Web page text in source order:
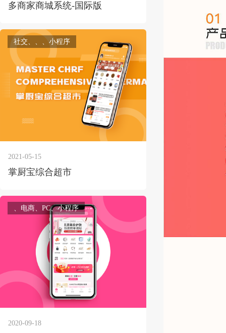
多商家商城系统-国际版
社交、、、小程序
2021-05-15
掌厨宝综合超市
、电商、PC、小程序
2020-09-18
获得产品报价方案
扫码添加[商务总监]沟通方案
扫码沟通